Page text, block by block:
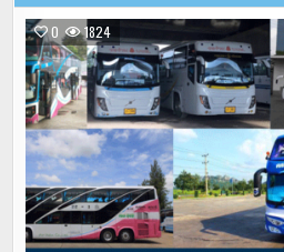
0 1824